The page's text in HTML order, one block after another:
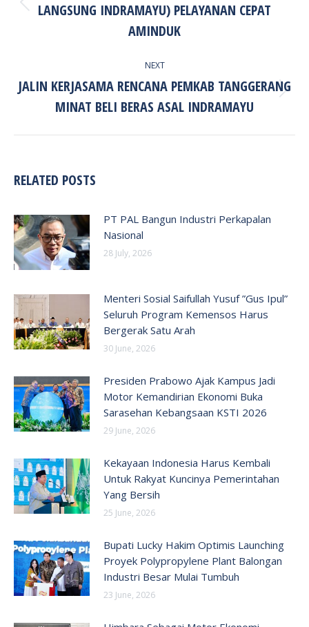
Previous
post:
LANGSUNG INDRAMAYU) PELAYANAN CEPAT
AMINDUK
NEXT
Next
post:
JALIN KERJASAMA RENCANA PEMKAB TANGGERANG
MINAT BELI BERAS ASAL INDRAMAYU
RELATED POSTS
PT PAL Bangun Industri Perkapalan
Nasional
28 July, 2026
Menteri Sosial Saifullah Yusuf ”Gus Ipul”
Seluruh Program Kemensos Harus
Bergerak Satu Arah
30 June, 2026
Presiden Prabowo Ajak Kampus Jadi
Motor Kemandirian Ekonomi Buka
Sarasehan Kebangsaan KSTI 2026
29 June, 2026
Kekayaan Indonesia Harus Kembali
Untuk Rakyat Kuncinya Pemerintahan
Yang Bersih
25 June, 2026
Bupati Lucky Hakim Optimis Launching
Proyek Polypropylene Plant Balongan
Industri Besar Mulai Tumbuh
23 June, 2026